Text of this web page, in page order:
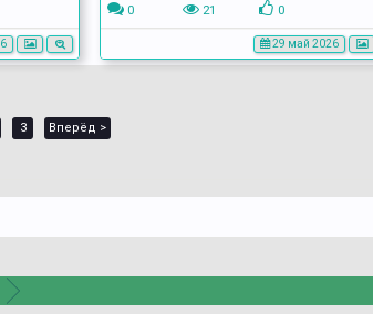
0 21 0
29 май 2026
3 Вперёд >